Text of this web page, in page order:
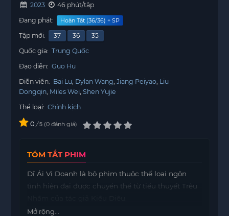
2023
46 phút/tập
Đang phát:
Hoàn Tất (36/36) + SP
Tập mới: 37 36
35
Quốc gia: Trung Quốc
Đạo diễn: Guo Hu
Diễn viên: Bai Lu Dylan Wang Jiang Peiyao Liu
Dongqin Miles Wei Shen Yujie
Thể loại: Chính kịch
0 / 5 0 đánh giá
TÓM TẮT PHIM
Dĩ Ái Vi Doanh là bộ phim thuộc thể loại ngôn
tình hiện đại được chuyển thể từ tiểu thuyết Trêu
Mở rộng...